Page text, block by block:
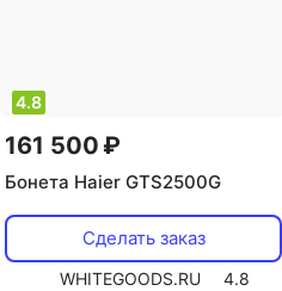
4.8
161 500 ₽
Бонета Haier GTS2500G
Сделать заказ
WHITEGOODS.RU 4.8